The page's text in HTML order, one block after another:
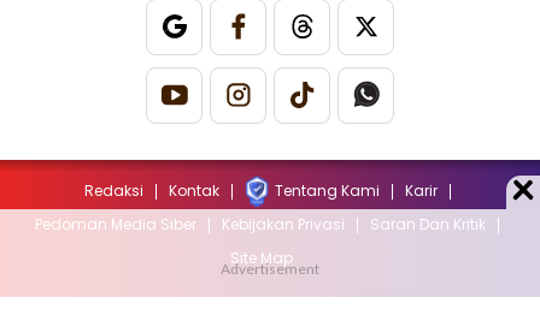
Redaksi Kontak Tentang Kami
Karir
Pedoman Media Siber
Kebijakan Privasi
Saran Dan Kritik
Site Map